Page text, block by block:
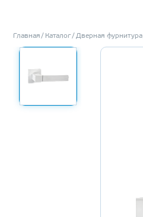
Главная Каталог Дверная фурнитура